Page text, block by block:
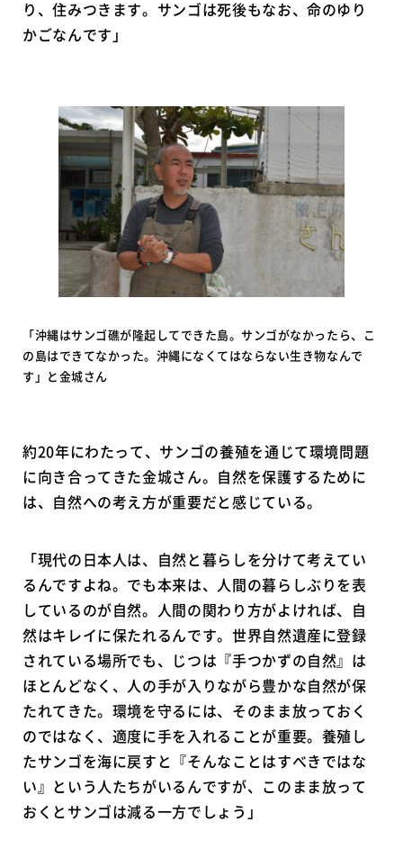
り、住みつきます。サンゴは死後もなお、命のゆり
かごなんです」
「沖縄はサンゴ礁が隆起してできた島。サンゴがなかったら、こ
の島はできてなかった。沖縄になくてはならない生き物なんで
す」と金城さん
約20年にわたって、サンゴの養殖を通じて環境問題
に向き合ってきた金城さん。自然を保護するために
は、自然への考え方が重要だと感じている。
「現代の日本人は、自然と暮らしを分けて考えてい
るんですよね。でも本来は、人間の暮らしぶりを表
しているのが自然。人間の関わり方がよければ、自
然はキレイに保たれるんです。世界自然遺産に登録
されている場所でも、じつは『手つかずの自然』は
ほとんどなく、人の手が入りながら豊かな自然が保
たれてきた。環境を守るには、そのまま放っておく
のではなく、適度に手を入れることが重要。養殖し
たサンゴを海に戻すと『そんなことはすべきではな
い』という人たちがいるんですが、このまま放って
おくとサンゴは減る一方でしょう」